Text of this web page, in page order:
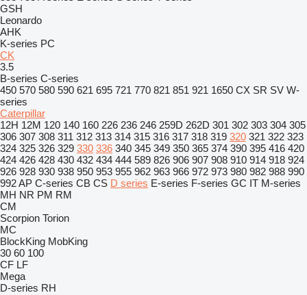
GSH
Leonardo
AHK
K-series PC
CK
3.5
B-series C-series
450 570 580 590 621 695 721 770 821 851 921 1650 CX SR SV W-
series
Caterpillar
12H 12M 120 140 160 226 236 246 259D 262D 301 302 303 304 305
306 307 308 311 312 313 314 315 316 317 318 319 320 321 322 323
324 325 326 329 330 336 340 345 349 350 365 374 390 395 416 420
424 426 428 430 432 434 444 589 826 906 907 908 910 914 918 924
926 928 930 938 950 953 955 962 963 966 972 973 980 982 988 990
992AP C-series CB CS D series E-series F-series GC IT M-series
MH NR PM RM
CM
Scorpion Torion
MC
BlockKing MobKing
30 60 100
CF LF
Mega
D-series RH